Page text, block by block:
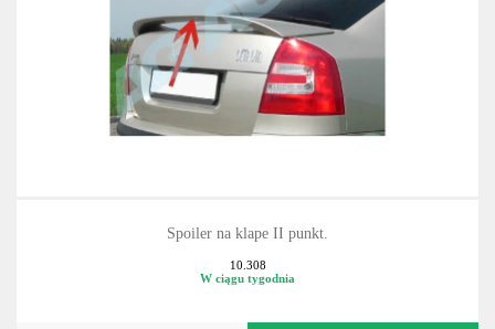
Spoiler na klape II punkt.
10.308
W ciągu tygodnia